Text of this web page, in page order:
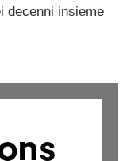
decenni insieme